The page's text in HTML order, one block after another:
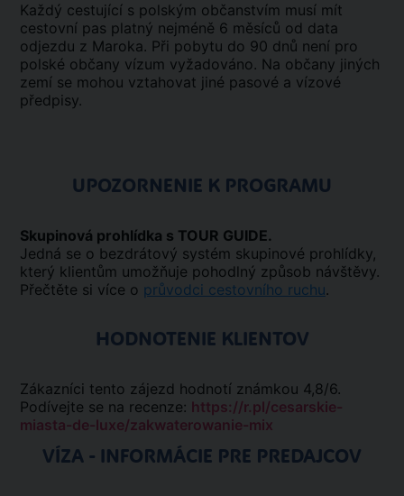
Každý cestující s polským občanstvím musí mít
cestovní pas platný nejméně 6 měsíců od data
odjezdu z Maroka. Při pobytu do 90 dnů není pro
polské občany vízum vyžadováno. Na občany jiných
zemí se mohou vztahovat jiné pasové a vízové
předpisy.
UPOZORNENIE K PROGRAMU
Skupinová prohlídka s TOUR GUIDE.
Jedná se o bezdrátový systém skupinové prohlídky,
který klientům umožňuje pohodlný způsob návštěvy.
Přečtěte si více o průvodci cestovního ruchu.
HODNOTENIE KLIENTOV
Zákazníci tento zájezd hodnotí známkou 4,8/6.
Podívejte se na recenze: https://r.pl/cesarskie-
miasta-de-luxe/zakwaterowanie-mix
VÍZA - INFORMÁCIE PRE PREDAJCOV